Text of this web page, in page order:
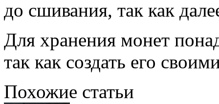
до сшивания, так как
Для хранения монет
так как создать его
Похожие статьи